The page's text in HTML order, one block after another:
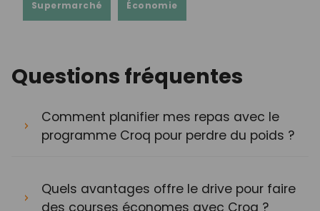
Supermarché Économie
Questions fréquentes
Comment planifier mes repas avec le
programme Croq pour perdre du poids ?
Quels avantages offre le drive pour faire
des courses économes avec Croq ?